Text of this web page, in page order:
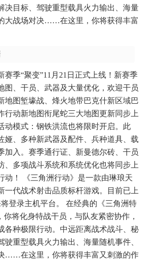
决目标、驾驶重型载具火力输出、海量
大战场对决……在这里，你将获得丰富
赛季“聚变”11月21日正式上线！新赛季
图、干员、武器及大量优化，欢迎干员
地图堑壕战、烽火地带巴克什新区域巴
行动新地图衔尾蛇三大地图更新同步上
动模式：钢铁洪流也将限时开启。此
娅、多种新武器及配件、兵种道具、载
加入。赛季通行证、新曼德尔砖、干员
、多项战斗系统和系统优化也将同步上
动！ 《三角洲行动》是一款由琳琅天
一代战术射击品质标杆游戏。目前已上
登录主机平台。 在经典的《三角洲特
你将化身特战干员，与队友紧密协作，
各种极限行动。中远距离战术战斗、秘
驶重型载具火力输出、海量随机事件、
……在这里，你将获得丰富又刺激的作